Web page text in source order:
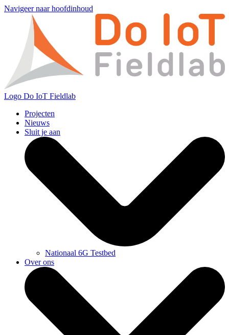
Navigeer naar hoofdinhoud
Logo Do IoT Fieldlab
Projecten
Nieuws
Sluit je aan
Nationaal 6G Testbed
Over ons